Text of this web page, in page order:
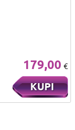
179,00 €
KUPI